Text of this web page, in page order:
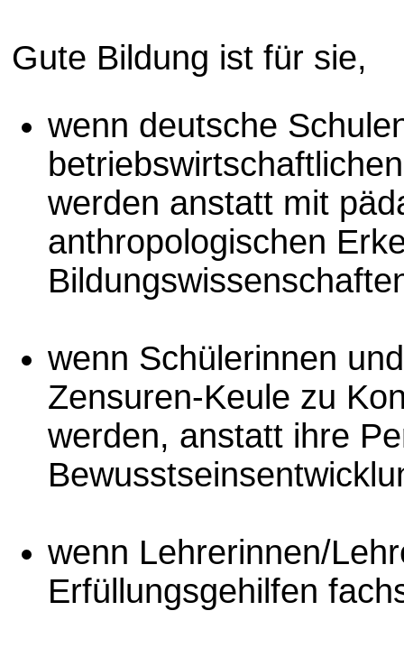
Gute Bildung ist für sie,
wenn deutsche
werden anstatt mit
anthropologischen
wenn Schülerinnen
Zensuren-Keule zu
werden, anstatt ihre
wenn Lehrerinnen/
Erfüllungsgehilfen